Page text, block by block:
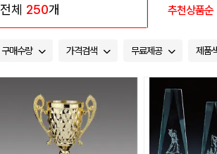
전체 250개 추천상품순
구매수량 가격검색 무료제공 제품